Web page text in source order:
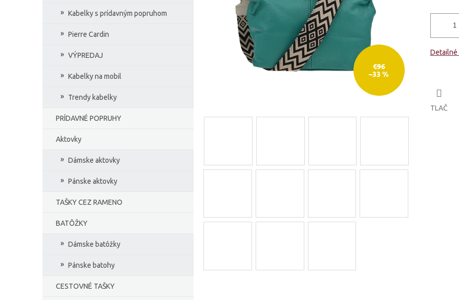
Kabelky s prídavným popruhom
Pierre Cardin
VÝPREDAJ
Kabelky na mobil
Trendy kabelky
PRÍDAVNÉ POPRUHY
Aktovky
Dámske aktovky
Pánske aktovky
TAŠKY CEZ RAMENO
BATÔŽKY
Dámske batôžky
Pánske batohy
CESTOVNÉ TAŠKY
€96
–33 %
Detailné
TLAČ